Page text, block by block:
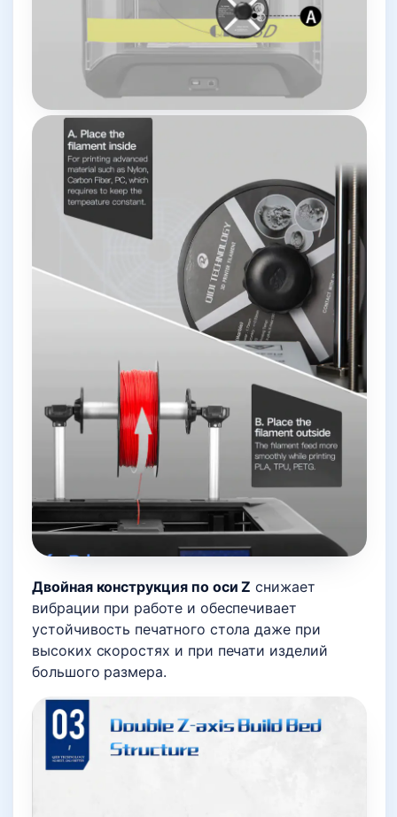
Двойная конструкция по оси Z снижает
вибрации при работе и обеспечивает
устойчивость печатного стола даже при
высоких скоростях и при печати изделий
большого размера.